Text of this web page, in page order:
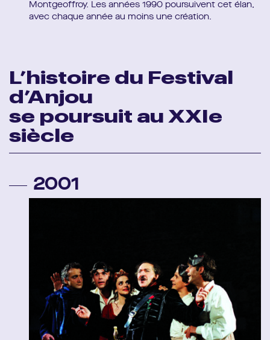
Montgeoffroy. Les années 1990 poursuivent cet élan,
avec chaque année au moins une création.
L’histoire du Festival
d’Anjou
se poursuit au XXIe
siècle
2001